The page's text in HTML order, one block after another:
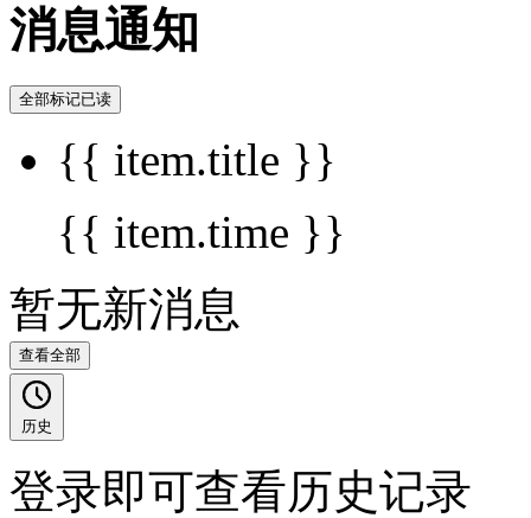
消息通知
全部标记已读
{{ item.title }}
{{ item.time }}
暂无新消息
查看全部
历史
登录即可查看历史记录